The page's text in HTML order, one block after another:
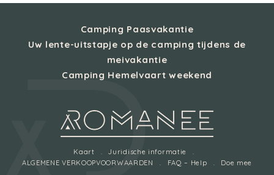
Camping Paasvakantie
Uw lente-uitstapje op de camping tijdens de
meivakantie
Camping Hemelvaart weekend
Kaart
Juridische informatie
ALGEMENE VERKOOPVOORWAARDEN
FAQ – Help Doe mee